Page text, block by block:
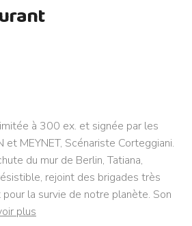
à 300 ex. et signée par les
et MEYNET, Scénariste Corteggiani.
du mur de Berlin, Tatiana,
rejoint des brigades très
la survie de notre planète. Son
plus